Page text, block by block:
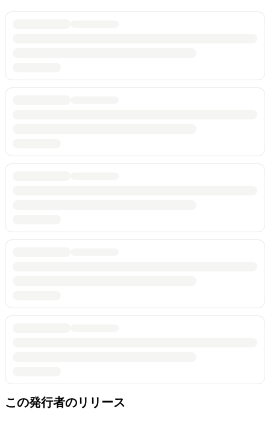
この発行者のリリース